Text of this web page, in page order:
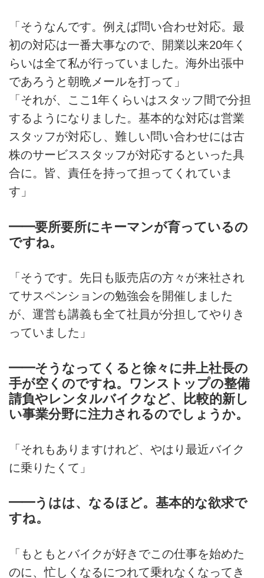
「そうなんです。例えば問い合わせ対応。最
初の対応は一番大事なので、開業以来20年く
らいは全て私が行っていました。海外出張中
であろうと朝晩メールを打って」
「それが、ここ1年くらいはスタッフ間で分担
するようになりました。基本的な対応は営業
スタッフが対応し、難しい問い合わせには古
株のサービススタッフが対応するといった具
合に。皆、責任を持って担ってくれていま
す」
━━要所要所にキーマンが育っているの
ですね。
「そうです。先日も販売店の方々が来社され
てサスペンションの勉強会を開催しました
が、運営も講義も全て社員が分担してやりき
っていました」
━━そうなってくると徐々に井上社長の
手が空くのですね。ワンストップの整備
請負やレンタルバイクなど、比較的新し
い事業分野に注力されるのでしょうか。
「それもありますけれど、やはり最近バイク
に乗りたくて」
━━うはは、なるほど。基本的な欲求で
すね。
「もともとバイクが好きでこの仕事を始めた
のに、忙しくなるにつれて乗れなくなってき